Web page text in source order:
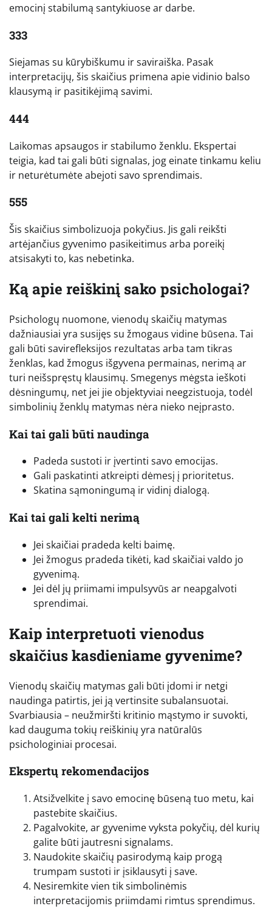
emocinį stabilumą santykiuose ar darbe.
333
Siejamas su kūrybiškumu ir saviraiška. Pasak
interpretacijų, šis skaičius primena apie vidinio balso
klausymą ir pasitikėjimą savimi.
444
Laikomas apsaugos ir stabilumo ženklu. Ekspertai
teigia, kad tai gali būti signalas, jog einate tinkamu keliu
ir neturėtumėte abejoti savo sprendimais.
555
Šis skaičius simbolizuoja pokyčius. Jis gali reikšti
artėjančius gyvenimo pasikeitimus arba poreikį
atsisakyti to, kas nebetinka.
Ką apie reiškinį sako psichologai?
Psichologų nuomone, vienodų skaičių matymas
dažniausiai yra susijęs su žmogaus vidine būsena. Tai
gali būti savirefleksijos rezultatas arba tam tikras
ženklas, kad žmogus išgyvena permainas, nerimą ar
turi neišspręstų klausimų. Smegenys mėgsta ieškoti
dėsningumų, net jei jie objektyviai neegzistuoja, todėl
simbolinių ženklų matymas nėra nieko neįprasto.
Kai tai gali būti naudinga
Padeda sustoti ir įvertinti savo emocijas.
Gali paskatinti atkreipti dėmesį į prioritetus.
Skatina sąmoningumą ir vidinį dialogą.
Kai tai gali kelti nerimą
Jei skaičiai pradeda kelti baimę.
Jei žmogus pradeda tikėti, kad skaičiai valdo jo
gyvenimą.
Jei dėl jų priimami impulsyvūs ar neapgalvoti
sprendimai.
Kaip interpretuoti vienodus
skaičius kasdieniame gyvenime?
Vienodų skaičių matymas gali būti įdomi ir netgi
naudinga patirtis, jei ją vertinsite subalansuotai.
Svarbiausia – neužmiršti kritinio mąstymo ir suvokti,
kad dauguma tokių reiškinių yra natūralūs
psichologiniai procesai.
Ekspertų rekomendacijos
Atsižvelkite į savo emocinę būseną tuo metu, kai
pastebite skaičius.
Pagalvokite, ar gyvenime vyksta pokyčių, dėl kurių
galite būti jautresni signalams.
Naudokite skaičių pasirodymą kaip progą
trumpam sustoti ir įsiklausyti į save.
Nesiremkite vien tik simbolinėmis
interpretacijomis priimdami rimtus sprendimus.